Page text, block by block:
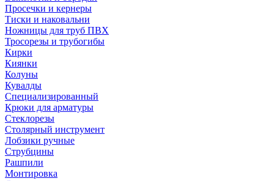
Просечки и кернеры
Тиски и наковальни
Ножницы для труб ПВХ
Тросорезы и трубогибы
Кирки
Киянки
Колуны
Кувалды
Специализированный
Крюки для арматуры
Стеклорезы
Столярный инструмент
Лобзики ручные
Струбцины
Рашпили
Монтировка